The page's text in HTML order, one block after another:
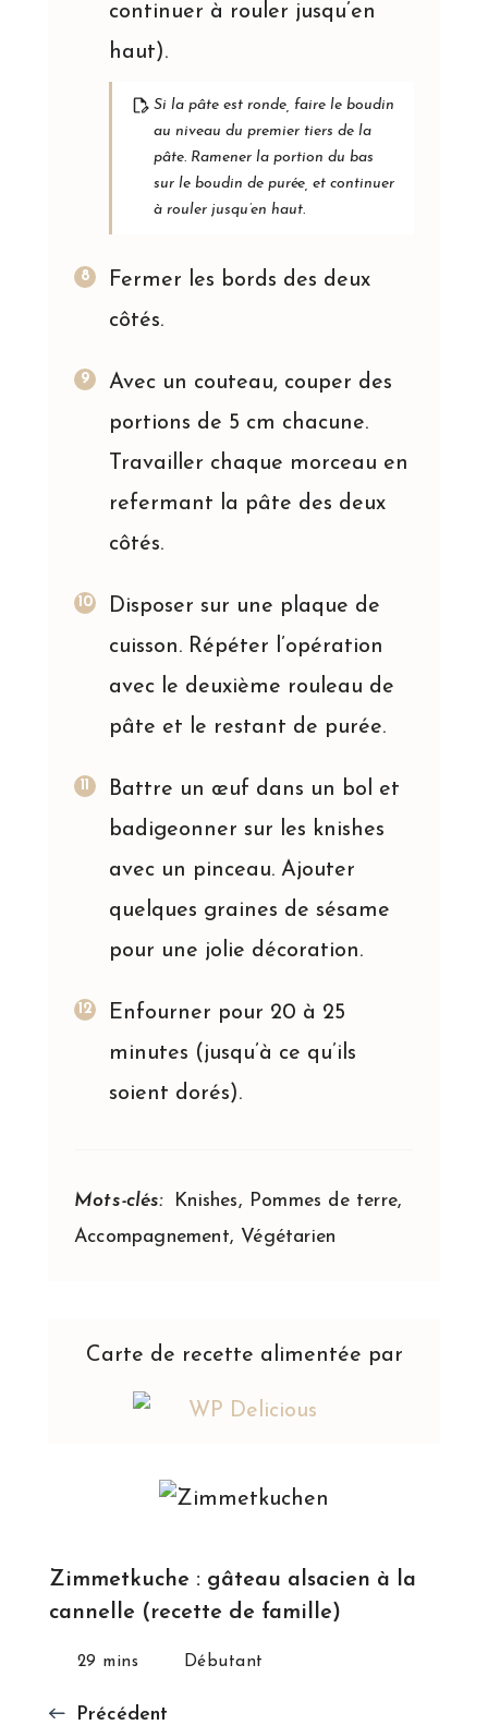
continuer à rouler jusqu’en
haut).
Si la pâte est ronde, faire le boudin
au niveau du premier tiers de la
pâte. Ramener la portion du bas
sur le boudin de purée, et continuer
à rouler jusqu’en haut.
Fermer les bords des deux
côtés.
Avec un couteau, couper des
portions de 5 cm chacune.
Travailler chaque morceau en
refermant la pâte des deux
côtés.
Disposer sur une plaque de
cuisson. Répéter l’opération
avec le deuxième rouleau de
pâte et le restant de purée.
Battre un œuf dans un bol et
badigeonner sur les knishes
avec un pinceau. Ajouter
quelques graines de sésame
pour une jolie décoration.
Enfourner pour 20 à 25
minutes (jusqu’à ce qu’ils
soient dorés).
Mots-clés:
Knishes, Pommes de terre,
Accompagnement, Végétarien
Carte de recette alimentée par
Zimmetkuche : gâteau alsacien à la
cannelle (recette de famille)
29 mins Débutant
Précédent